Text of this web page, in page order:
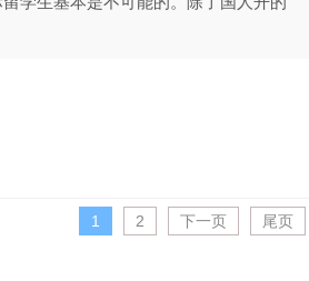
1 2 下一页 尾页